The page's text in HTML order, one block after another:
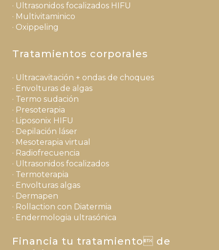
· Ultrasonidos focalizados HIFU
· Multivitaminico
· Oxippeling
Tratamientos corporales
· Ultracavitación + ondas de choques
· Envolturas de algas
· Termo sudación
· Presoterapia
· Liposonix HIFU
· Depilación láser
· Mesoterapia virtual
· Radiofrecuencia
· Ultrasonidos focalizados
· Termoterapia
· Envolturas algas
· Dermapen
· Rollaction con Diatermia
· Endermologia ultrasónica
Financia tu tratamiento de